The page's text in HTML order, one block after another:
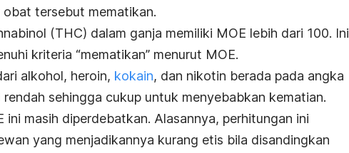
obat tersebut mematikan.
(THC) dalam ganja memiliki MOE lebih dari 100. Ini
kriteria “mematikan” menurut MOE.
alkohol, heroin, kokain, dan nikotin berada pada angka
sehingga cukup untuk menyebabkan kematian.
ini masih diperdebatkan. Alasannya, perhitungan ini
yang menjadikannya kurang etis bila disandingkan